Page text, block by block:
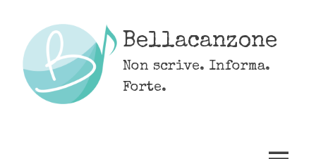
content
Bellacanzone
Non scrive. Informa.
Forte.